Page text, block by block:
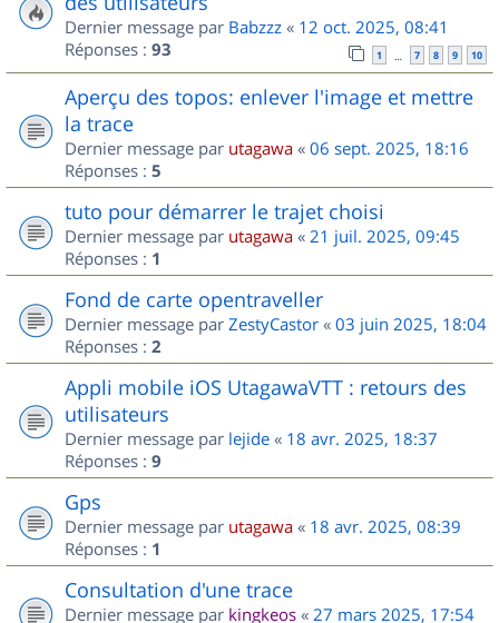
Dernier message par Babzzz « 12 oct. 2025, 08:41
Réponses : 93 1 … 7 8 9 10
Aperçu des topos: enlever l'image et mettre
la trace
Dernier message par utagawa « 06 sept. 2025, 18:16
Réponses : 5
tuto pour démarrer le trajet choisi
Dernier message par utagawa « 21 juil. 2025, 09:45
Réponses : 1
Fond de carte opentraveller
Dernier message par ZestyCastor « 03 juin 2025, 18:04
Réponses : 2
Appli mobile iOS UtagawaVTT : retours des
utilisateurs
Dernier message par lejide « 18 avr. 2025, 18:37
Réponses : 9
Gps
Dernier message par utagawa « 18 avr. 2025, 08:39
Réponses : 1
Consultation d'une trace
Dernier message par kingkeos « 27 mars 2025, 17:54